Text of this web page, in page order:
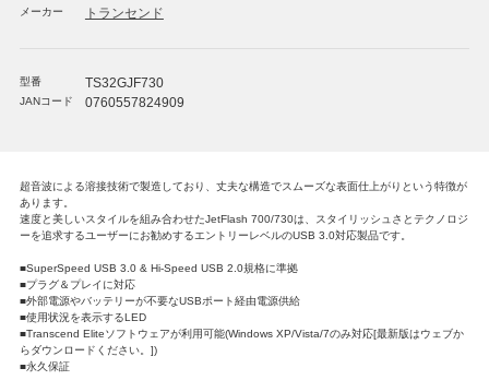
メーカー トランセンド
型番 TS32GJF730
JANコード 0760557824909
超音波による溶接技術で製造しており、丈夫な構造でスムーズな表面仕上がりという特徴が
あります。
速度と美しいスタイルを組み合わせたJetFlash 700/730は、スタイリッシュさとテクノロジ
ーを追求するユーザーにお勧めするエントリーレベルのUSB 3.0対応製品です。
■SuperSpeed USB 3.0 & Hi-Speed USB 2.0規格に準拠
■プラグ＆プレイに対応
■外部電源やバッテリーが不要なUSBポート経由電源供給
■使用状況を表示するLED
■Transcend Eliteソフトウェアが利用可能(Windows XP/Vista/7のみ対応[最新版はウェブか
らダウンロードください。])
■永久保証